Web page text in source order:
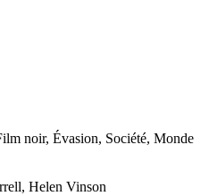
noir, Évasion, Société, Monde
Helen Vinson